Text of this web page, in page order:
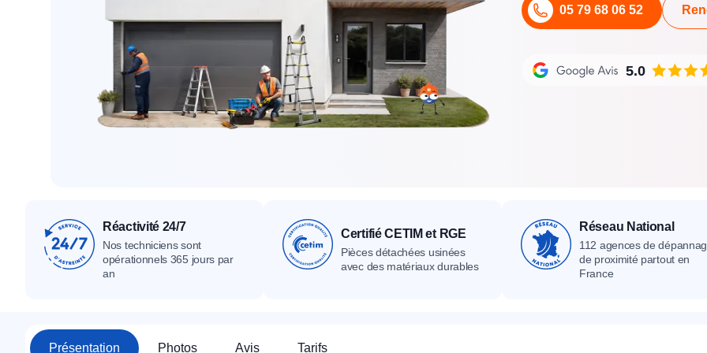
Tous nos produits Catalogue
Catalogue Devis gratuit Contact
Tous nos produits Catalogue Devis gratuit Contact
05 79 68 06 52
5.0
Réactivité 24/7
Nos techniciens sont
opérationnels 365 jours par
an
Certifié CETIM et RGE
Pièces détachées usinées
avec des matériaux durables
Réseau National
112 agences de
de proximité partout en
France
Présentation Photos Avis Tarifs